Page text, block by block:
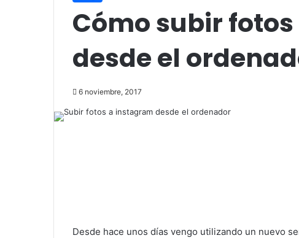
Cómo subir
desde el
6 noviembre, 2017
Desde hace unos días vengo utilizando un nuevo